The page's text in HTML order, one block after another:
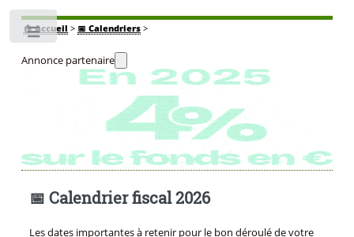
🏠Accueil > 📅 Calendriers>
Annonce partenaire
📅 Calendrier fiscal 2026
Les dates importantes à retenir pour le bon déroulé de votre
Toggle